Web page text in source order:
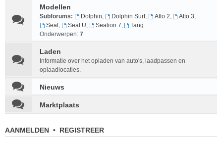
Modellen
Subforums: Dolphin, Dolphin Surf, Atto 2, Atto 3,
Seal , Seal U, Sealion 7,
Tang
Onderwerpen: 7
Laden
Informatie over het opladen van auto's, laadpassen en
oplaadlocaties.
Nieuws
Marktplaats
AANMELDEN • REGISTREER